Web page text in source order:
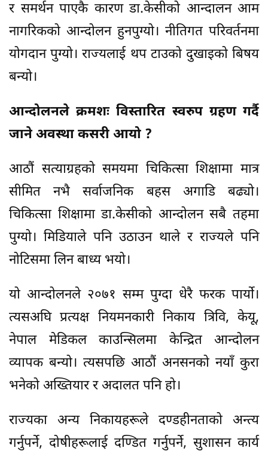
र समर्थन पाएकै कारण डा.केसीको आन्दालन आम
नागरिकको आन्दोलन हुनपुग्यो। नीतिगत परिवर्तनमा
योगदान पुग्यो। राज्यलाई थप टाउको दुखाइको बिषय
बन्यो।
आन्दोलनले क्रमशः विस्तारित स्वरुप ग्रहण गर्दै
जाने अवस्था कसरी आयो ?
आठौं सत्याग्रहको समयमा चिकित्सा शिक्षामा मात्र
सीमित नभै सर्वाजनिक बहस अगाडि बढ्यो।
चिकित्सा शिक्षामा डा.केसीको आन्दोलन सबै तहमा
पुग्यो। मिडियाले पनि उठाउन थाले र राज्यले पनि
नोटिसमा लिन बाध्य भयो।
यो आन्दोलनले २०७१ सम्म पुग्दा धेरै फरक पार्यो।
त्यसअघि प्रत्यक्ष नियमनकारी निकाय त्रिवि, केयू,
नेपाल मेडिकल काउन्सिलमा केन्द्रित आन्दोलन
व्यापक बन्यो। त्यसपछि आठौं अनसनको नयाँ कुरा
भनेको अख्तियार र अदालत पनि हो।
राज्यका अन्य निकायहरूले दण्डहीनताको अन्त्य
गर्नुपर्ने, दोषीहरूलाई दण्डित गर्नुपर्ने, सुशासन कार्य